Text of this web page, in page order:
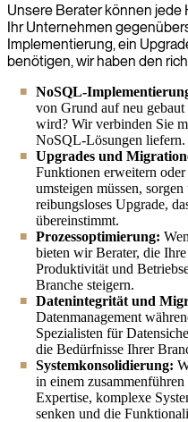
Unsere Berater können
Ihr Unternehmen
Implementierung, ein
benötigen, wir haben den
NoSQL-
von Grund auf neu
wird? Wir verbinden Sie
NoSQL-Lösungen liefern.
Upgrades und
Funktionen erweitern
umsteigen müssen,
reibungsloses Upgrade,
übereinstimmt.
Prozessoptimierung:
bieten wir Berater, die
Produktivität und
Branche steigern.
Datenintegrität und
Datenmanagement
Spezialisten für
die Bedürfnisse Ihrer
Systemkonsolidierung:
in einem
Expertise, komplexe
senken und die